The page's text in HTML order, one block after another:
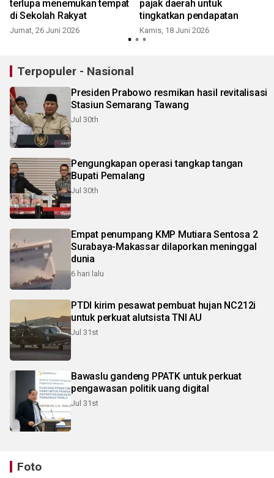
terlupa menemukan tempat
di Sekolah Rakyat
Jumat, 26 Juni 2026
pajak daerah untuk
tingkatkan pendapatan
Kamis, 18 Juni 2026
Terpopuler - Nasional
Presiden Prabowo resmikan hasil revitalisasi
Stasiun Semarang Tawang
Jul 30th
Pengungkapan operasi tangkap tangan
Bupati Pemalang
Jul 30th
Empat penumpang KMP Mutiara Sentosa 2
Surabaya-Makassar dilaporkan meninggal
dunia
6 hari lalu
PTDI kirim pesawat pembuat hujan NC212i
untuk perkuat alutsista TNI AU
Jul 31st
Bawaslu gandeng PPATK untuk perkuat
pengawasan politik uang digital
Jul 31st
Foto